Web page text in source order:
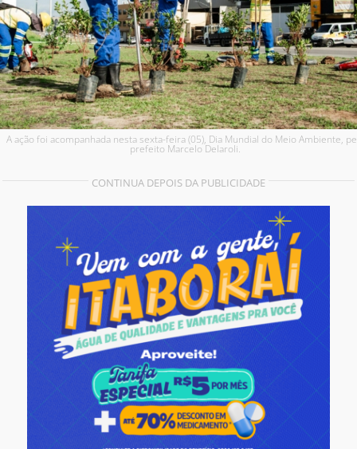
A ação foi acompanhada nesta sexta-feira (05), Dia Mundial do Meio Ambiente,
prefeito Marcelo Delaroli.
CONTINUA DEPOIS DA PUBLICIDADE